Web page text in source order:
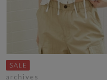
archives